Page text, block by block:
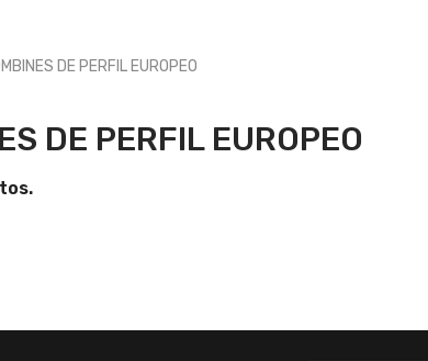
DE PERFIL EUROPEO
DE PERFIL EUROPEO